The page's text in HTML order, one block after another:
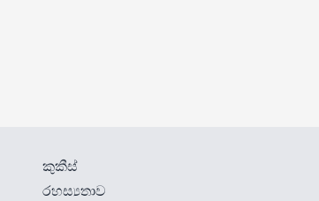
කුකීස්
රහස්‍යතාව